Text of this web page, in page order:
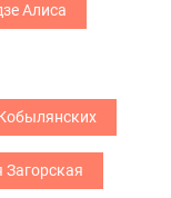
Алиса
Загорская